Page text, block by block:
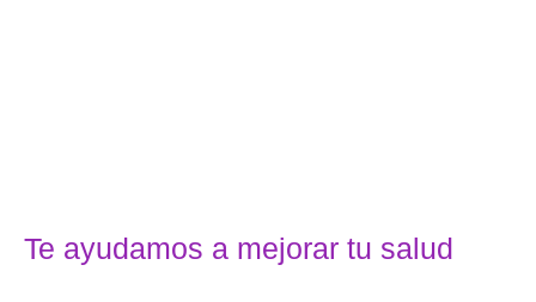
Te ayudamos a mejorar tu salud